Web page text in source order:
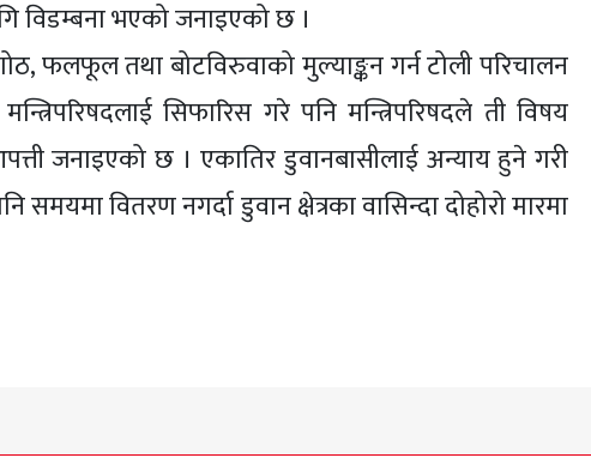
विडम्बना भएको जनाइएको छ ।
फलफूल तथा बोटविरुवाको मुल्याङ्कन गर्न टोली परिचालन
सिफारिस गरे पनि मन्त्रिपरिषदले ती विषय
जनाइएको छ । एकातिर डुवानबासीलाई अन्याय हुने गरी
वितरण नगर्दा डुवान क्षेत्रका वासिन्दा दोहोरो मारमा